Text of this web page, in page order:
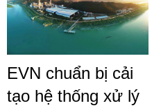
EVN chuẩn bị cải
tạo hệ thống xử lý